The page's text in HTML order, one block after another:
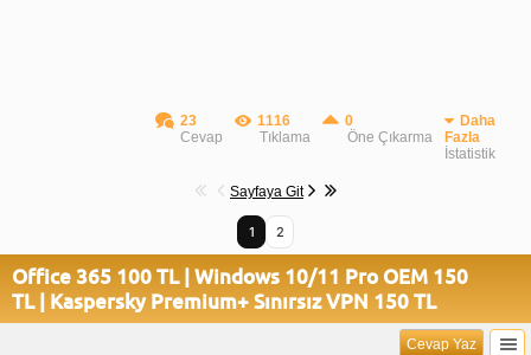
23
Cevap
1116
Tıklama
0
Öne Çıkarma
Daha
Fazla
İstatistik
Sayfaya Git
1 2
Office 365 100 TL | Windows 10/11 Pro OEM 150
TL | Kaspersky Premium+ Sınırsız VPN 150 TL
Cevap Yaz